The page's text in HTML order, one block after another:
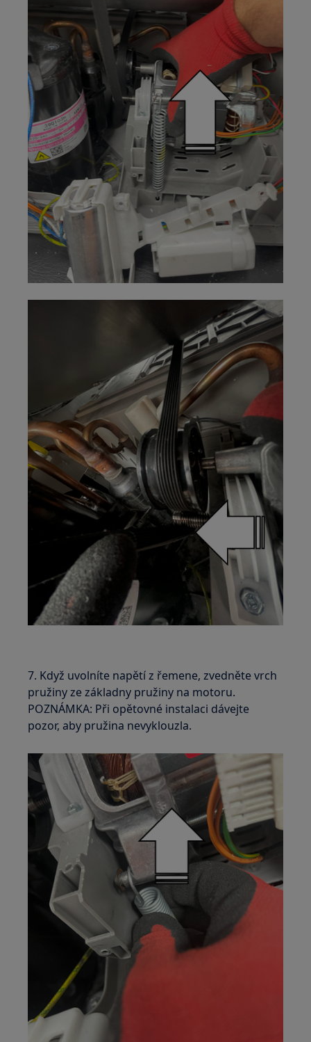
7. Když uvolníte napětí z řemene, zvedněte vrch
pružiny ze základny pružiny na motoru.
POZNÁMKA: Při opětovné instalaci dávejte
pozor, aby pružina nevyklouzla.